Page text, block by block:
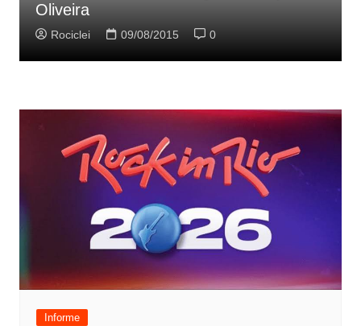
Oliveira
Rociclei 09/08/2015 0
Informe